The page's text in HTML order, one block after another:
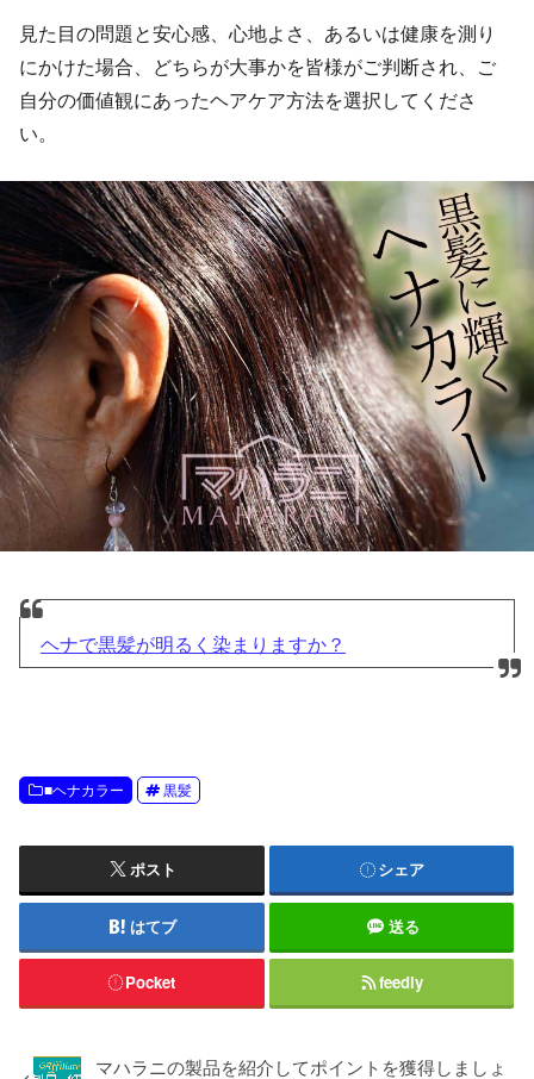
見た目の問題と安心感、心地よさ、あるいは健康を測り
にかけた場合、どちらが大事かを皆様がご判断され、ご
自分の価値観にあったヘアケア方法を選択してくださ
い。
ヘナで黒髪が明るく染まりますか？
■ヘナカラー 黒髪
ポスト シェア
はてブ 送る
Pocket feedly
マハラニの製品を紹介してポイントを獲得しましょ